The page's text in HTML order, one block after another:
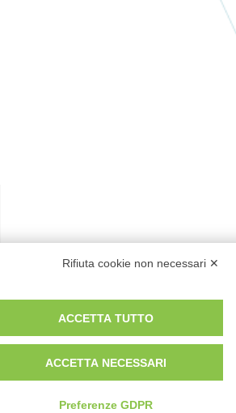
Rifiuta cookie non necessari ✕
ACCETTA TUTTO
ACCETTA NECESSARI
Preferenze GDPR